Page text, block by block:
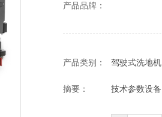
产品品牌：
产品类别： 驾驶式洗地机
摘要： 技术参数设备